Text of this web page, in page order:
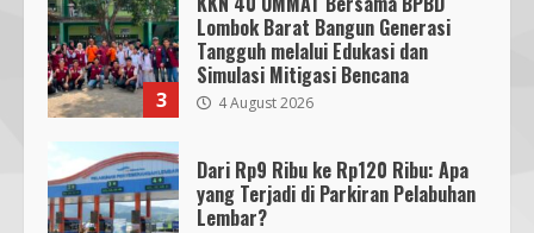
3
Lombok Barat Bangun Generasi
Tangguh melalui Edukasi dan
Simulasi Mitigasi Bencana
4 August 2026
Dari Rp9 Ribu ke Rp120 Ribu: Apa
yang Terjadi di Parkiran Pelabuhan
Lembar?